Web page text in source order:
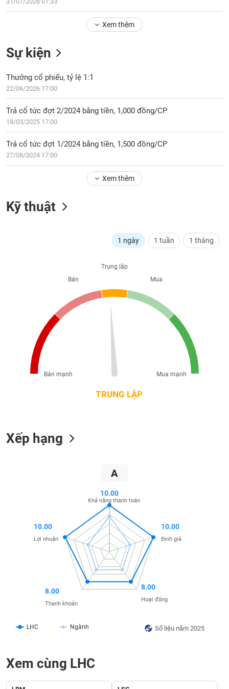
quan
Tài
Phân
tích
thuật
Hồ
sơ
doanh
sự
kiện
Xem thêm
Sự kiện
Thưởng cổ phiếu, tỷ lệ 1:1
22/06/2026 17:00
Trả cổ tức đợt 2/2024 bằng tiền, 1,000 đồng/CP
18/03/2025 17:00
Trả cổ tức đợt 1/2024 bằng tiền, 1,500 đồng/CP
27/08/2024 17:00
Xem thêm
Kỹ thuật
1 ngày 1 tuần 1 tháng
TRUNG LẬP
Trung lập
Mua
Mua mạnh
Bán
Bán mạnh
Xếp hạng
A
Số liệu năm 2025
LHC Ngành
10.00
Khả năng thanh toán
10.00
Định giá
8.00
Hoạt động
8.00
Thanh khoản
10.00
Lợi nhuận
Xem cùng LHC
VS-
NĂNG
LƯỢNG
VẬT
LIỆU
CÔNG
TIÊU
TIN
DỊCH